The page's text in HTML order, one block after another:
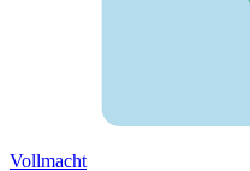
Vollmacht